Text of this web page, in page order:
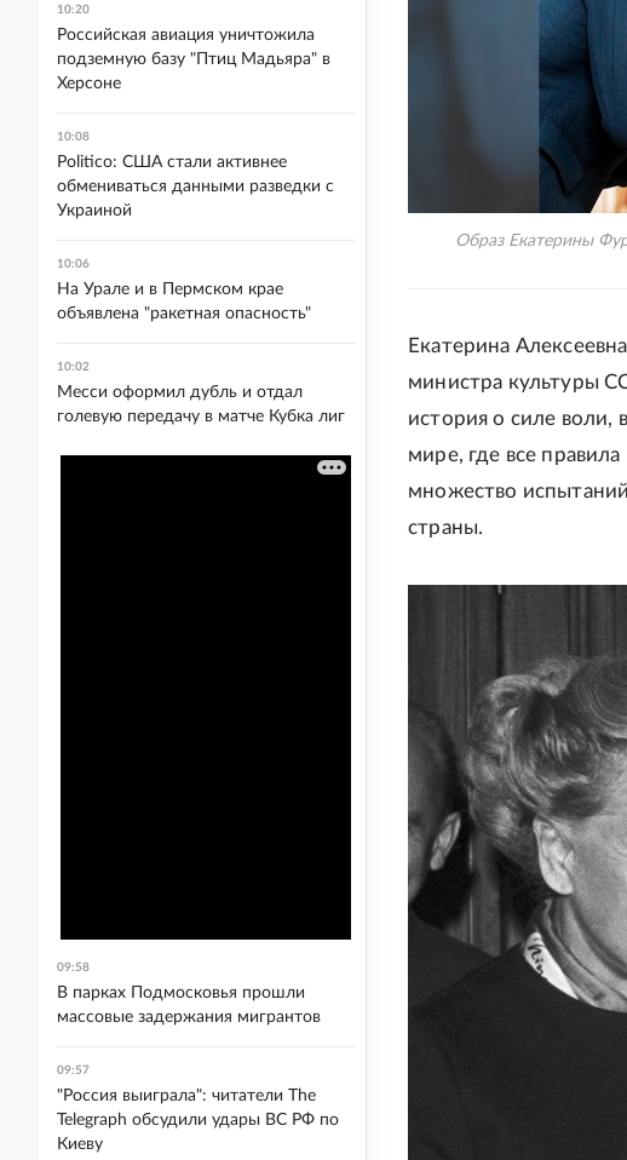
Образ Екатерины
Екатерина
министра культуры
история о силе воли,
мире, где все
множество
страны.
10:20
Российская авиация уничтожила
подземную базу "Птиц Мадьяра" в
Херсоне
10:08
Politico: США стали активнее
обмениваться данными разведки с
Украиной
10:06
На Урале и в Пермском крае
объявлена "ракетная опасность"
10:02
Месси оформил дубль и отдал
голевую передачу в матче Кубка лиг
09:58
В парках Подмосковья прошли
массовые задержания мигрантов
09:57
"Россия выиграла": читатели The
Telegraph обсудили удары ВС РФ по
Киеву